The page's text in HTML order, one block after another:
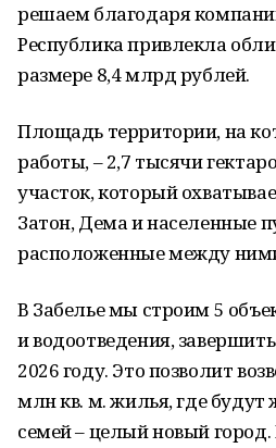
решаем благодаря
Республика привлекла
размере 8,4 млрд рублей.
Площадь территории, на
работы, – 2,7 тысячи
участок, который
Затон, Дема и населенные
расположенные между
В Забелье мы строим 5
и водоотведения,
2026 году. Это позволит
млн кв. м. жилья, где будут
семей – целый новый